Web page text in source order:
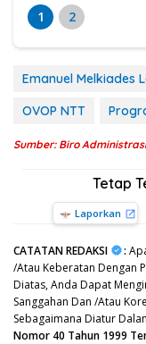
1 2
Emanuel Melkiades
OVOP NTT
Sumber: Biro
Tetap
Laporkan
CATATAN REDAKSI :
/Atau Keberatan Dengan
Diatas, Anda Dapat
Sanggahan Dan /Atau
Sebagaimana Diatur
Nomor 40 Tahun 1999